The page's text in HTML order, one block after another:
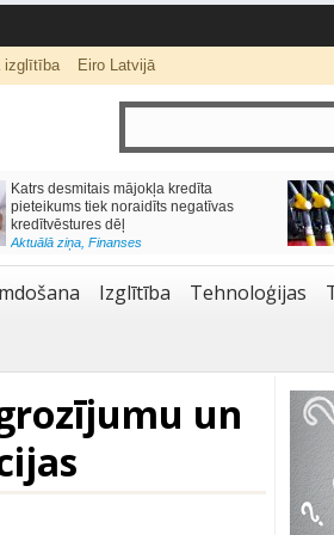
izglītība Eiro Latvijā
Katrs desmitais mājokļa kredīta
pieteikums tiek noraidīts negatīvas
kredītvēstures dēļ
Aktuālā ziņa, Finanses
Izglītība Tehnoloģijas
un